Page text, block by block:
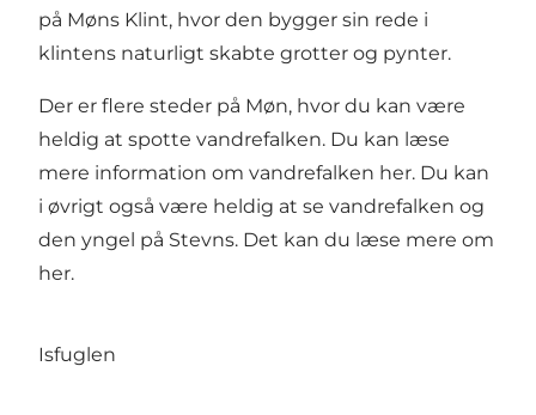
på Møns Klint, hvor den bygger sin rede i
klintens naturligt skabte grotter og pynter.
Der er flere steder på Møn, hvor du kan være
heldig at spotte vandrefalken. Du kan læse
mere information om vandrefalken her. Du kan
i øvrigt også være heldig at se vandrefalken og
den yngel på Stevns. Det kan du læse mere om
her.
Isfuglen